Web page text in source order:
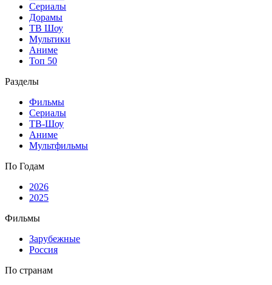
Сериалы
Дорамы
ТВ Шоу
Мультики
Аниме
Топ 50
Разделы
Фильмы
Сериалы
ТВ-Шоу
Аниме
Мультфильмы
По Годам
2026
2025
Фильмы
Зарубежные
Россия
По странам